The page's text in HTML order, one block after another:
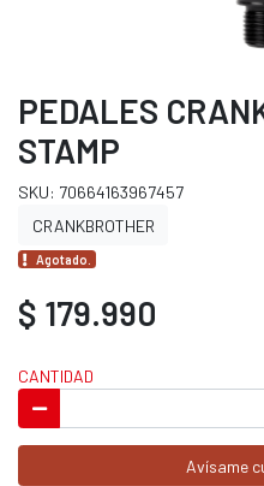
PEDALES
STAMP
SKU: 70664163967457
CRANKBROTHER
Agotado.
$ 179.990
CANTIDAD
Avísame